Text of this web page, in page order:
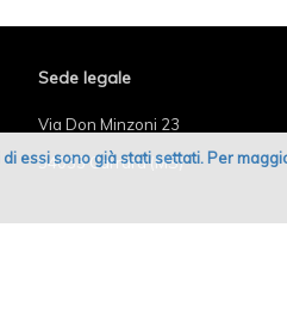
Sede legale
Via Don Minzoni 23
54033 Carrara (MS)
essi sono già stati settati. Per